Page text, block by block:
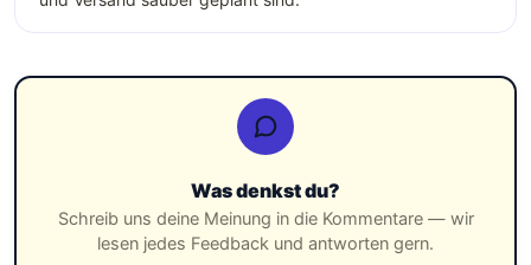
Was denkst du?
Schreib uns deine Meinung in die Kommentare — wir
lesen jedes Feedback und antworten gern.